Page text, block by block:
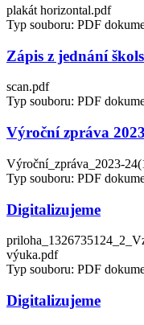
plakát horizontal.pdf
Typ souboru: PDF
Zápis z jednání
scan.pdf
Typ souboru: PDF
Výroční zpráva
Výroční_zpráva_2023-
Typ souboru: PDF
Digitalizujeme
výuka.pdf
Typ souboru: PDF
Digitalizujeme